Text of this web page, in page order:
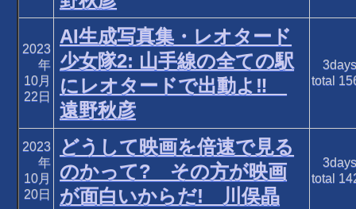
2023
年
10月
22日
AI生成写真集・レオタード
少女隊2: 山手線の全ての駅
にレオタードで出動よ‼
遠野秋彦
total
2023
年
10月
20日
どうして映画を倍速で見る
のかって? その方が映画
が面白いからだ! 川俣晶
total